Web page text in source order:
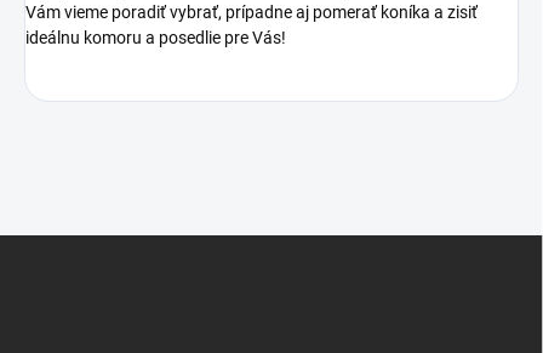
Vám vieme poradiť vybrať, prípadne aj pomerať koníka a zisiť
ideálnu komoru a posedlie pre Vás!